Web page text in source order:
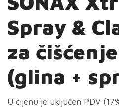
Spray &
za
(glina +
U cijenu je uključen PDV